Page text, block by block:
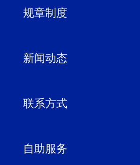
规章制度
新闻动态
联系方式
自助服务